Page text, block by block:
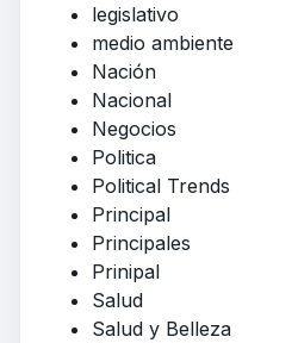
legislativo
medio ambiente
Nación
Nacional
Negocios
Politica
Political Trends
Principal
Principales
Prinipal
Salud
Salud y Belleza